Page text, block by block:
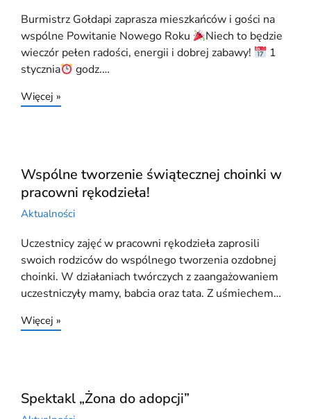
Burmistrz Gołdapi zaprasza mieszkańców i gości na
wspólne Powitanie Nowego Roku
Niech to będzie
wieczór pełen radości, energii i dobrej zabawy!
1
stycznia
godz.…
Więcej »
Wspólne tworzenie świątecznej choinki w
pracowni rękodzieła!
Aktualności
Uczestnicy zajęć w pracowni rękodzieła zaprosili
swoich rodziców do wspólnego tworzenia ozdobnej
choinki. W działaniach twórczych z zaangażowaniem
uczestniczyły mamy, babcia oraz tata. Z uśmiechem…
Więcej »
Spektakl „Żona do adopcji”